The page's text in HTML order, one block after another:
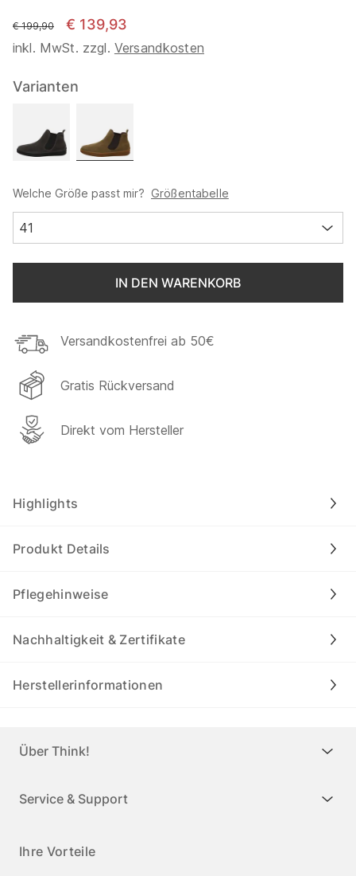
statt
€ 199,90 € 139,93
inkl. MwSt. zzgl. Versandkosten
Varianten
Welche Größe passt mir? Größentabelle
41
IN DEN WARENKORB
Versandkostenfrei ab 50€
Gratis Rückversand
Direkt vom Hersteller
Highlights
Produkt Details
Pflegehinweise
Nachhaltigkeit & Zertifikate
Herstellerinformationen
Über Think!
Service & Support
Ihre Vorteile